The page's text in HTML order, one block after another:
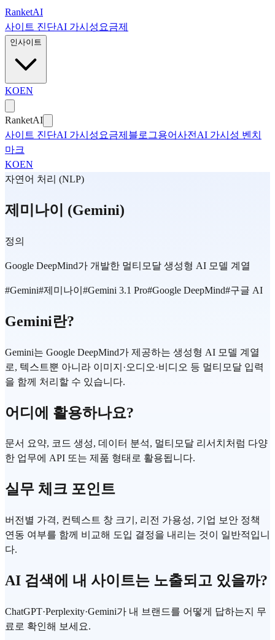
본문으로 건너뛰기
RanketAI
사이트 진단AI 가시성 요금제
인사이트
KOEN
RanketAI
사이트 진단AI 가시성 요금제 블로그용어사전 AI 가시성 벤치
마크
KOEN
자연어 처리 (NLP)
제미나이 (Gemini)
정의
Google DeepMind가 개발한 멀티모달 생성형 AI 모델 계열
#Gemini#제미나이 #Gemini 3.1 Pro#Google DeepMind#구글 AI
Gemini란?
Gemini는 Google DeepMind가 제공하는 생성형 AI 모델 계열
로, 텍스트뿐 아니라 이미지·오디오·비디오 등 멀티모달 입력
을 함께 처리할 수 있습니다.
어디에 활용하나요?
문서 요약, 코드 생성, 데이터 분석, 멀티모달 리서치처럼 다양
한 업무에 API 또는 제품 형태로 활용됩니다.
실무 체크 포인트
버전별 가격, 컨텍스트 창 크기, 리전 가용성, 기업 보안 정책
연동 여부를 함께 비교해 도입 결정을 내리는 것이 일반적입니
다.
AI 검색에 내 사이트는 노출되고 있을까?
ChatGPT·Perplexity·Gemini가 내 브랜드를 어떻게 답하는지 무
료로 확인해 보세요.